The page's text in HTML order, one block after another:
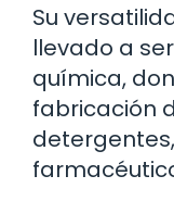
Su
llevado a
química,
fabricación